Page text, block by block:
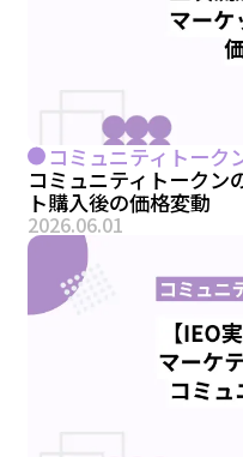
コミュニティトーク
コミュニティトークン
ト購入後の価格変動
2026.06.01